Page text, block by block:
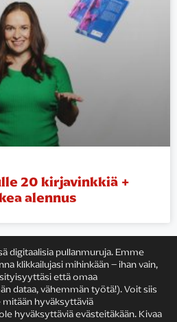
20 kirjavinkkiä +
alennus
KIRJAILIJAN TYÖ
digitaalisia pullanmuruja. Emme
klikkailujasi mihinkään – ihan vain,
että omaa
dataa, vähemmän työtä!). Voit siis
mitään hyväksyttäviä
hyväksyttäviä evästeitäkään. Kivaa